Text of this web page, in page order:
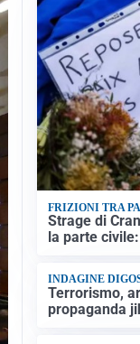
FRIZIONI TRA
Strage di
la parte
INDAGINE
Terrorismo,
propaganda